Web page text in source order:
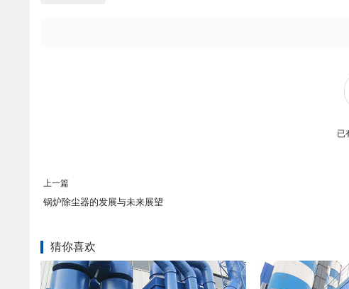
已
上一篇
锅炉除尘器的发展与未来展望
猜你喜欢